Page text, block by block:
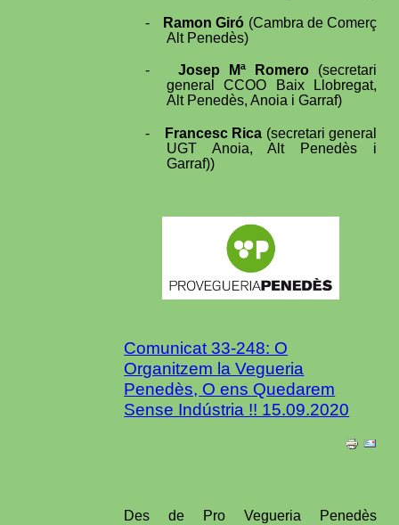
- Ramon Giró (Cambra de Comerç
Alt Penedès)
- Josep Mª Romero (secretari
general CCOO Baix Llobregat,
Alt Penedès, Anoia i Garraf)
- Francesc Rica (secretari general
UGT Anoia, Alt Penedès i
Garraf))
Comunicat 33-248: O
Organitzem la Vegueria
Penedès, O ens Quedarem
Sense Indústria !! 15.09.2020
Des de Pro Vegueria Penedès